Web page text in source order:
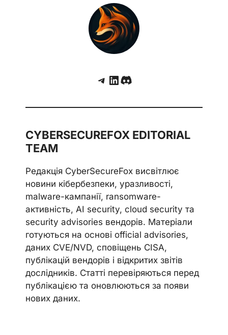
Telegram
LinkedIn
Discord
CYBERSECUREFOX EDITORIAL
TEAM
Редакція CyberSecureFox висвітлює
новини кібербезпеки, уразливості,
malware-кампанії, ransomware-
активність, AI security, cloud security та
security advisories вендорів. Матеріали
готуються на основі official advisories,
даних CVE/NVD, сповіщень CISA,
публікацій вендорів і відкритих звітів
дослідників. Статті перевіряються перед
публікацією та оновлюються за появи
нових даних.